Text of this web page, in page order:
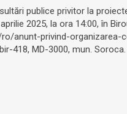
publice privitor la
2025, la ora 14:00, în
anunt-privind-
418, MD-3000, mun.